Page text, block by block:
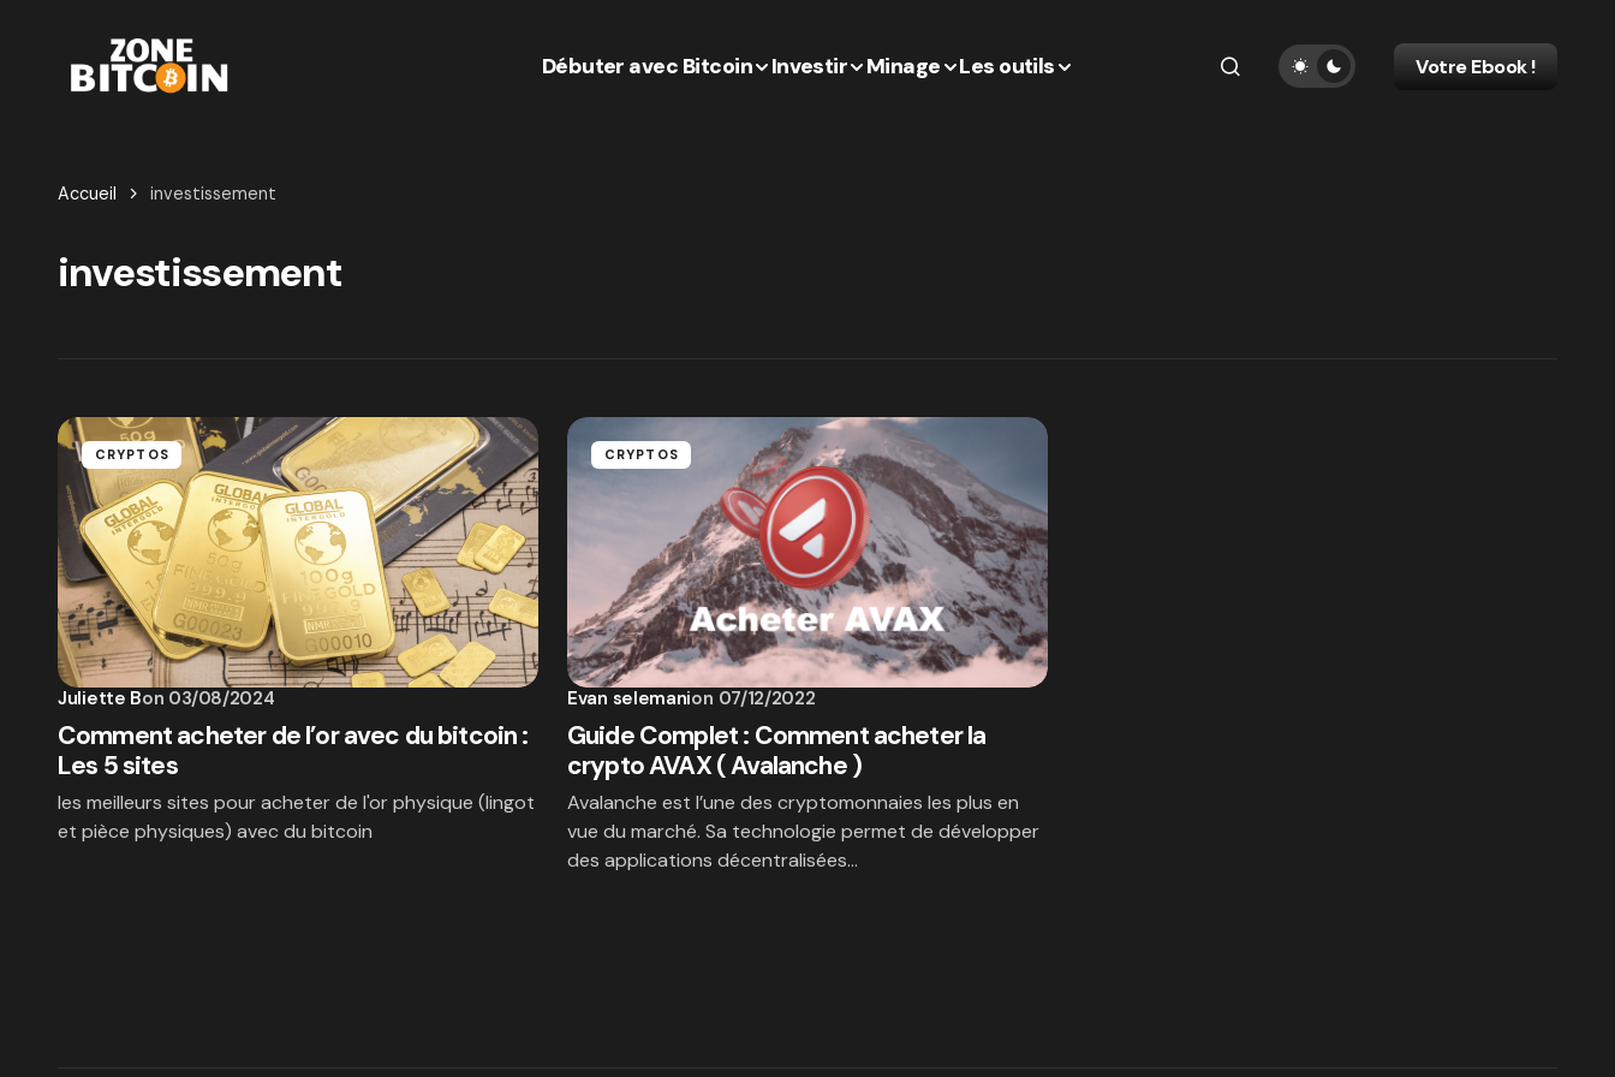
Débuter avec Bitcoin Investir Minage Les outils Votre Ebook !
Accueil investissement
investissement
CRYPTOS
Juliette Bon 03/08/2024
Comment acheter de l’or avec du bitcoin :
Les 5 sites
les meilleurs sites pour acheter de l'or physique (lingot
et pièce physiques) avec du bitcoin
CRYPTOS
Evan selemanion 07/12/2022
Guide Complet : Comment acheter la
crypto AVAX ( Avalanche )
Avalanche est l’une des cryptomonnaies les plus en
vue du marché. Sa technologie permet de développer
des applications décentralisées…